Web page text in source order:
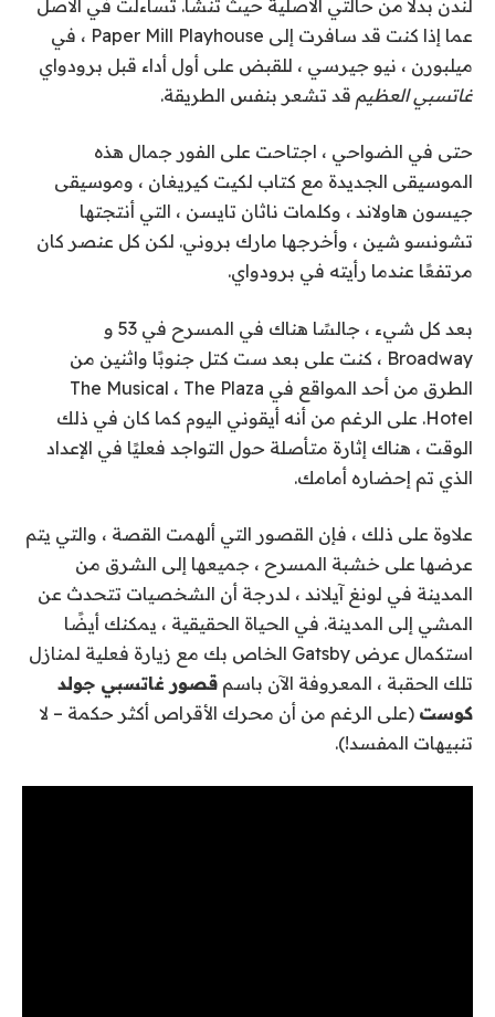
لندن بدلاً من حالتي الأصلية حيث تنشأ. تساءلت في الأصل
عما إذا كنت قد سافرت إلى Paper Mill Playhouse ، في
ميلبورن ، نيو جيرسي ، للقبض على أول أداء قبل برودواي
غاتسبي العظيم قد تشعر بنفس الطريقة.
حتى في الضواحي ، اجتاحت على الفور جمال هذه
الموسيقى الجديدة مع كتاب لكيت كيريغان ، وموسيقى
جيسون هاولاند ، وكلمات ناثان تايسن ، التي أنتجتها
تشونسو شين ، وأخرجها مارك بروني. لكن كل عنصر كان
مرتفعًا عندما رأيته في برودواي.
بعد كل شيء ، جالسًا هناك في المسرح في 53 و
Broadway ، كنت على بعد ست كتل جنوبًا واثنين من
الطرق من أحد المواقع في The Musical ، The Plaza
Hotel. على الرغم من أنه أيقوني اليوم كما كان في ذلك
الوقت ، هناك إثارة متأصلة حول التواجد فعليًا في الإعداد
الذي تم إحضاره أمامك.
علاوة على ذلك ، فإن القصور التي ألهمت القصة ، والتي يتم
عرضها على خشبة المسرح ، جميعها إلى الشرق من
المدينة في لونغ آيلاند ، لدرجة أن الشخصيات تتحدث عن
المشي إلى المدينة. في الحياة الحقيقية ، يمكنك أيضًا
استكمال عرض Gatsby الخاص بك مع زيارة فعلية لمنازل
تلك الحقبة ، المعروفة الآن باسم قصور غاتسبي جولد
كوست (على الرغم من أن محرك الأقراص أكثر حكمة – لا
تنبيهات المفسد!).